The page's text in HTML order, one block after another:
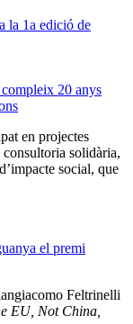
la 1a edició de
20 anys
en projectes
consultoria solidària,
social, que
el premi
Feltrinelli
EU, Not China,